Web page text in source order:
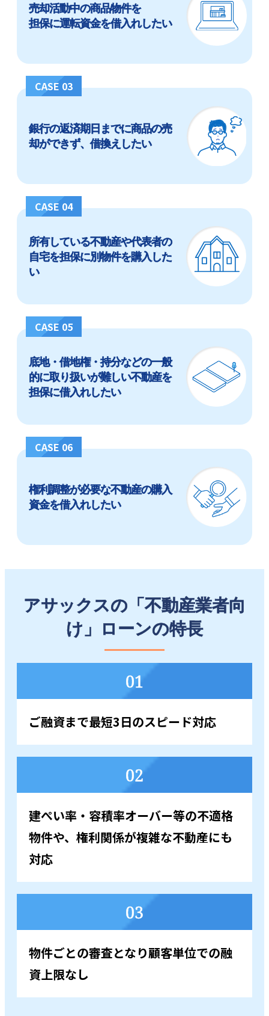
売却活動中の商品物件を
担保に運転資金を借入れしたい
CASE 03
銀行の返済期日までに商品の売
却ができず、借換えしたい
CASE 04
所有している不動産や代表者の
自宅を担保に別物件を購入した
い
CASE 05
底地・借地権・持分などの一般
的に取り扱いが難しい不動産を
担保に借入れしたい
CASE 06
権利調整が必要な不動産の購入
資金を借入れしたい
アサックスの「不動産業者向
け」ローンの特長
01
ご融資まで最短3日のスピード対応
02
建ぺい率・容積率オーバー等の不適格
物件や、権利関係が複雑な不動産にも
対応
03
物件ごとの審査となり顧客単位での融
資上限なし